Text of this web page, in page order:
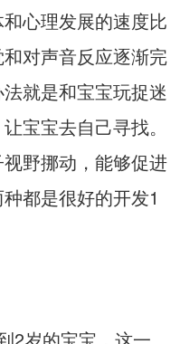
心理发展的速度比
对声音反应逐渐完
就是和宝宝玩捉迷
宝宝去自己寻找。
野挪动，能够促进
都是很好的开发1
2岁的宝宝，这一